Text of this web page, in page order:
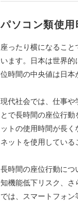
パソコン類使用
座ったり横になるこ
います。日本は世界
位時間の中央値は日本
現代社会では、仕事
とで長時間の座位行
ットの使用時間が長
ネットを使用している
長時間の座位行動に
知機能低下リスク、
では、スマートフォン